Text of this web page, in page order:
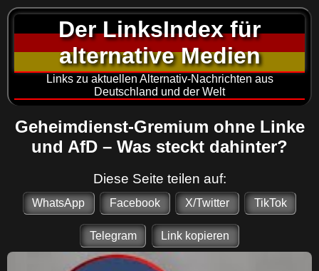
Der LinksIndex für
alternative Medien
Links zu aktuellen Alternativ-Nachrichten aus
Deutschland und der Welt
Geheimdienst-Gremium ohne Linke
und AfD – Was steckt dahinter?
Diese Seite teilen auf:
WhatsApp Facebook X/Twitter TikTok
Telegram Link kopieren